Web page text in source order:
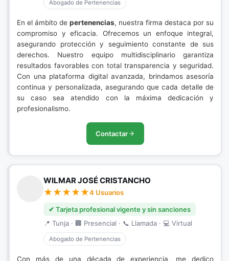
Abogado de Pertenencias
En el ámbito de pertenencias, nuestra firma destaca por su
compromiso y eficacia. Ofrecemos un enfoque integral,
asegurando protección y seguimiento constante de sus
derechos. Nuestro equipo multidisciplinario garantiza
resultados favorables con total transparencia y seguridad.
Con una plataforma digital avanzada, brindamos asesoría
continua y personalizada, asegurando que cada detalle de
su caso sea atendido con la máxima dedicación y
profesionalismo.
Contactar
WILMAR JOSÉ CRISTANCHO
4 Usuarios
✔ Tarjeta profesional vigente y sin sanciones
📍 Tunja · 🏢 Presencial · 📞 Llamada · 💻 Virtual
Abogado de Pertenencias
Con más de una década de experiencia, me dedico